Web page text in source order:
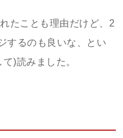
たことも理由だけど、2
するのも良いな、とい
)読みました。